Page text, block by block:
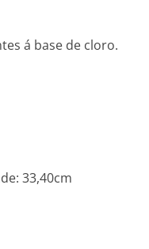
á base de cloro.
33,40cm